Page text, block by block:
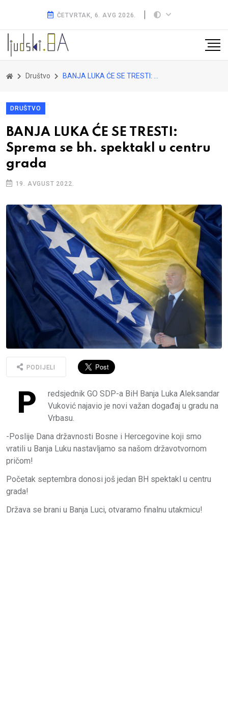
ČETVRTAK, 6. AVG 2026.
Društvo BANJA LUKA ĆE SE TRESTI: Sprema se bh. spektakl u centru grada
DRUŠTVO
BANJA LUKA ĆE SE TRESTI:
Sprema se bh. spektakl u centru
grada
19. AVGUST 2022.
PODIJELI
P
redsjednik GO SDP-a BiH Banja Luka Aleksandar
Vuković najavio je novi važan događaj u gradu na
Vrbasu.
-Poslije Dana državnosti Bosne i Hercegovine koji smo
vratili u Banja Luku nastavljamo sa našom državotvornom
pričom!
Početak septembra donosi još jedan BH spektakl u centru
grada!
Država se brani u Banja Luci, otvaramo finalnu utakmicu!